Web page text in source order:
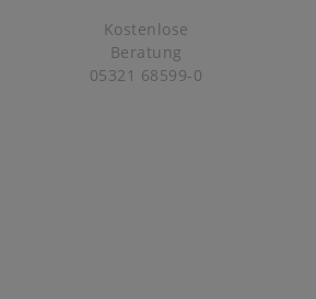
Kostenlose
Beratung
05321 68599-0